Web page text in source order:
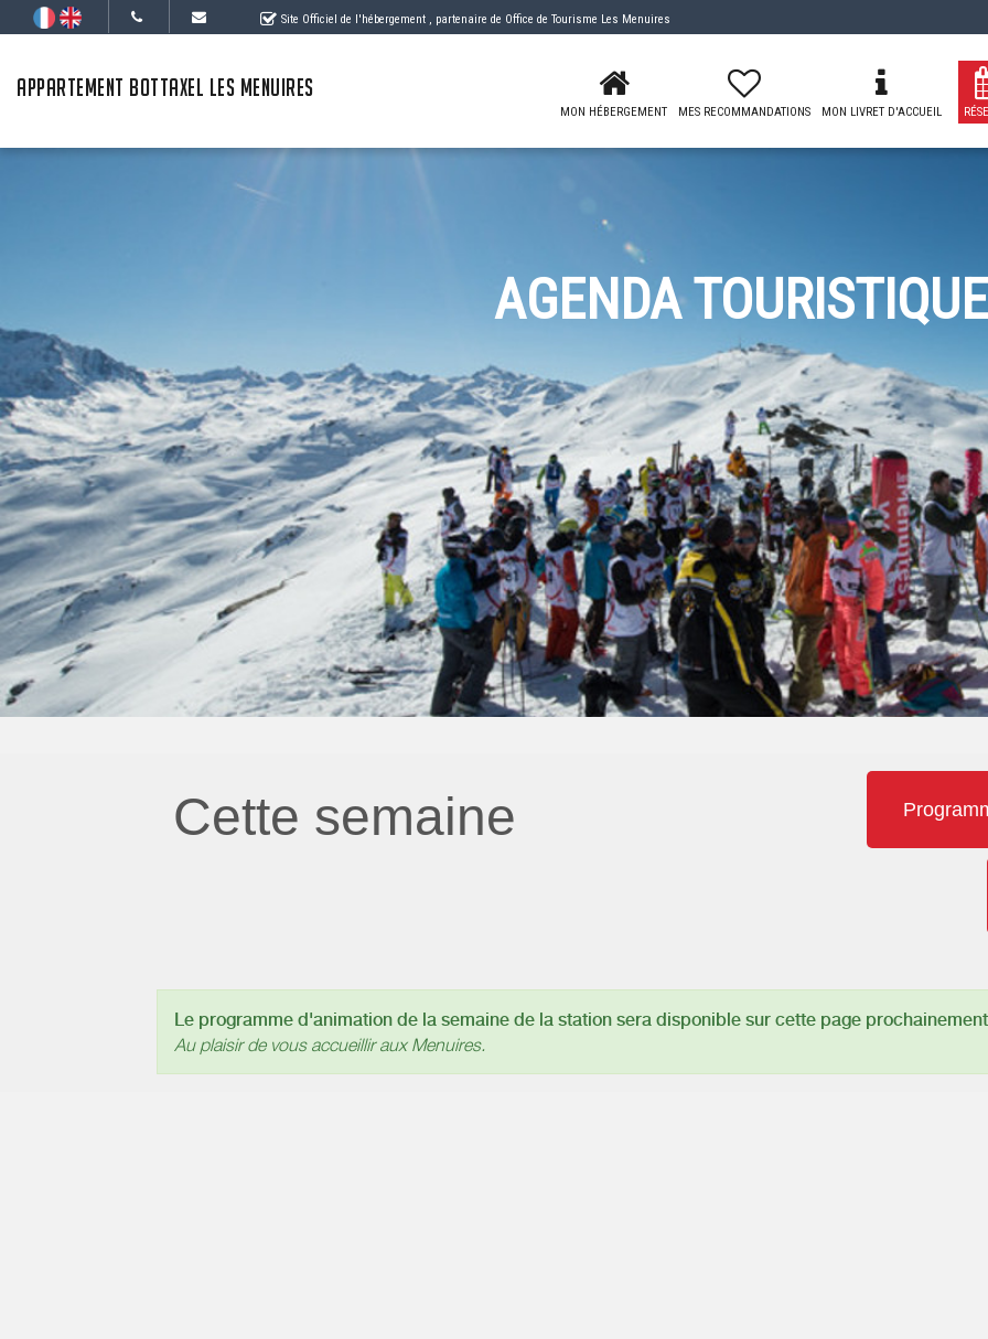
Site Officiel de l'hébergement , partenaire de Office de Tourisme Les Menuires
APPARTEMENT BOTTAXEL LES MENUIRES
MON HÉBERGEMENT MES RECOMMANDATIONS MON LIVRET D'ACCUEIL
AGENDA TOURISTIQUE
Cette semaine
Le programme d'animation de la semaine de la station sera disponible sur cette page
Au plaisir de vous accueillir aux Menuires.